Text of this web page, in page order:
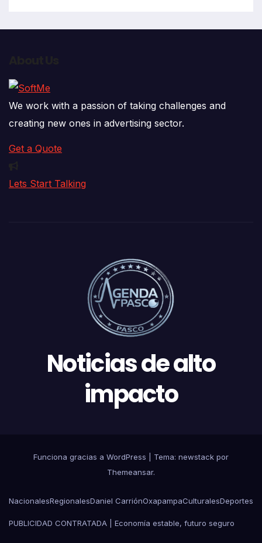
We work with a passion of taking challenges and
creating new ones in advertising sector.
Get a Quote
Lets Start Talking
Noticias de alto
impacto
Funciona gracias a WordPress
Tema: newstack por
Themeansar.
NacionalesRegionalesDaniel CarriónOxapampaCulturalesDeportes
PUBLICIDAD CONTRATADA | Economía estable, futuro seguro